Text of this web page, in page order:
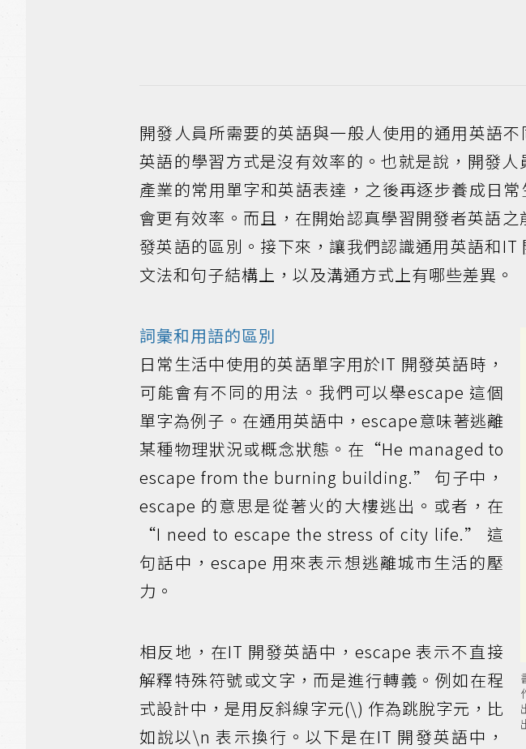
開發人員所需要的英語與一般人使用的通用英語
英語的學習方式是沒有效率的。也就是說，開發
產業的常用單字和英語表達，之後再逐步養成日
會更有效率。而且，在開始認真學習開發者英語
發英語的區別。接下來，讓我們認識通用英語和IT
文法和句子結構上，以及溝通方式上有哪些差異。
詞彙和用語的區別
日常生活中使用的英語單字用於IT 開發英語時，
可能會有不同的用法。我們可以舉escape 這個
單字為例子。在通用英語中，escape意味著逃離
某種物理狀況或概念狀態。在“He managed to
escape from the burning building.” 句子中，
escape 的意思是從著火的大樓逃出。或者，在
“I need to escape the stress of city life.” 這
句話中，escape 用來表示想逃離城市生活的壓
力。
相反地，在IT 開發英語中，escape 表示不直接
解釋特殊符號或文字，而是進行轉義。例如在程
式設計中，是用反斜線字元(\) 作為跳脫字元，比
如說以\n 表示換行。以下是在IT 開發英語中，